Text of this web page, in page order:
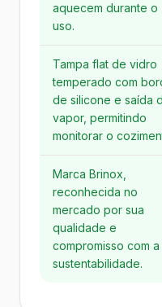
aquecem durante o
uso.
Tampa flat de vidro
temperado com
de silicone e saída
vapor, permitindo
monitorar o
Marca Brinox,
reconhecida no
mercado por sua
qualidade e
compromisso com a
sustentabilidade.